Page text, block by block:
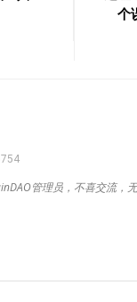
个
管理员，不喜交流，